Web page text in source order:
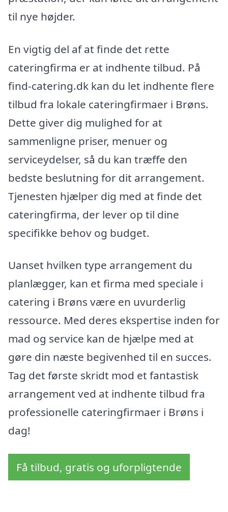
til nye højder.
En vigtig del af at finde det rette
cateringfirma er at indhente tilbud. På
find-catering.dk kan du let indhente flere
tilbud fra lokale cateringfirmaer i Brøns.
Dette giver dig mulighed for at
sammenligne priser, menuer og
serviceydelser, så du kan træffe den
bedste beslutning for dit arrangement.
Tjenesten hjælper dig med at finde det
cateringfirma, der lever op til dine
specifikke behov og budget.
Uanset hvilken type arrangement du
planlægger, kan et firma med speciale i
catering i Brøns være en uvurderlig
ressource. Med deres ekspertise inden for
mad og service kan de hjælpe med at
gøre din næste begivenhed til en succes.
Tag det første skridt mod et fantastisk
arrangement ved at indhente tilbud fra
professionelle cateringfirmaer i Brøns i
dag!
Få tilbud, gratis og uforpligtende